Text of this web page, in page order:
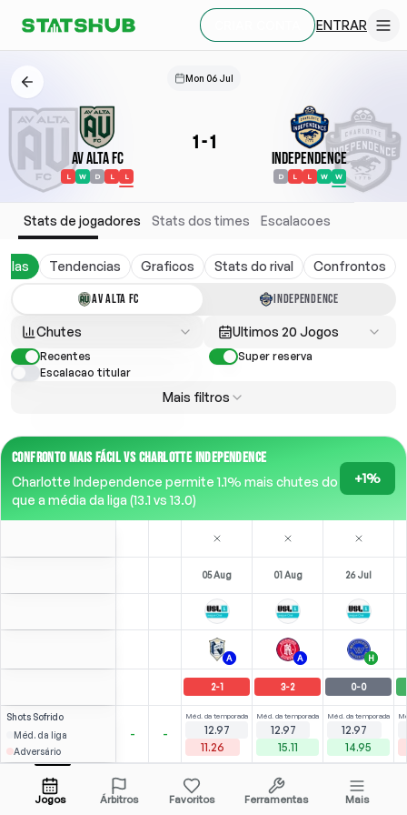
ENTRAR
Mon 06 Jul
AV Alta FC
L W D L L
1-1
Independence
D L L W W
Stats de jogadores Stats dos times Escalacoes
Tendencias Graficos Stats do rival Confrontos
AV ALTA FC INDEPENDENCE
Chutes Ultimos 20 Jogos
Recentes
Super reserva
Escalacao titular
Mais filtros
CONFRONTO MAIS FÁCIL VS CHARLOTTE INDEPENDENCE
Charlotte Independence permite 1.1% mais chutes do
que a média da liga (13.1 vs 13.0)
+1%
05 Aug 01 Aug 26 Jul
A A H
2-1 3-2 0-0
Shots Sofrido
Méd. da liga
Adversário
- -
Méd. da temporada
12.97
11.26
Méd. da temporada
12.97
15.11
Méd. da temporada
12.97
14.95
J. Desdunes Abrir menu
3.08
87' LST-
1
LST-90'
3 (1
LST-90
Jogos Árbitros Favoritos Ferramentas Mais